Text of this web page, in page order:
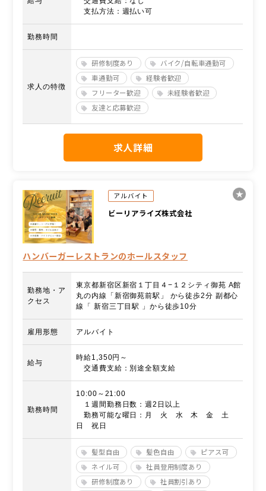
支払方法：週払い可
勤務時間
求人の特徴
研修制度あり
バイク/自転車通勤可
車通勤可
経験者歓迎
フリーター歓迎
未経験者歓迎
友達と応募歓迎
求人詳細
アルバイト
ビーリアライズ株式会社
ハンバーガーレストランのホールスタッフ
勤務地・ア
クセス
東京都新宿区新宿１丁目４−１２シティ御苑 A館
丸の内線「新宿御苑前駅」 から徒歩2分 副都心
線「 新宿三丁目駅 」から徒歩10分
雇用形態 アルバイト
給与
時給1,350円～
交通費支給：別途全額支給
勤務時間
10:00～21:00
１週間勤務日数：週2日以上
勤務可能な曜日：月 火 水 木 金 土
日 祝日
髪型自由 髪色自由
ピアス可
ネイル可
社員登用制度あり
研修制度あり
社員割引あり